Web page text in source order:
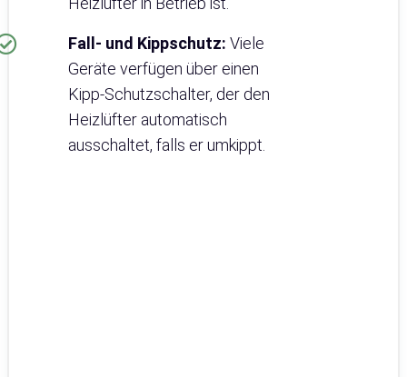
Fall- und Kippschutz: Viele
Geräte verfügen über einen
Kipp-Schutzschalter, der den
Heizlüfter automatisch
ausschaltet, falls er umkippt.